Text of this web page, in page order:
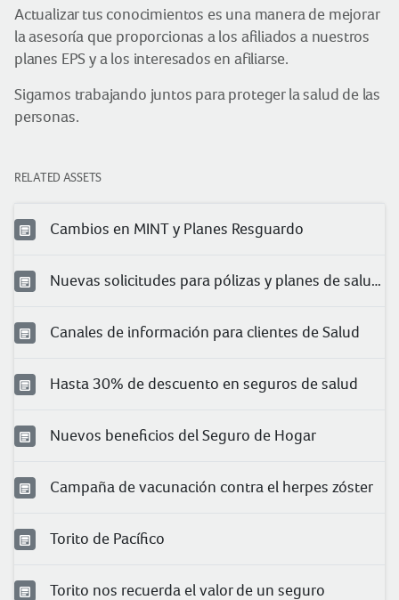
Actualizar tus conocimientos es una manera de mejorar
la asesoría que proporcionas a los afiliados a nuestros
planes EPS y a los interesados en afiliarse.
Sigamos trabajando juntos para proteger la salud de las
personas.
RELATED ASSETS
Cambios en MINT y Planes Resguardo
Nuevas solicitudes para pólizas y planes de salud 2024
Canales de información para clientes de Salud
Hasta 30% de descuento en seguros de salud
Nuevos beneficios del Seguro de Hogar
Campaña de vacunación contra el herpes zóster
Torito de Pacífico
Torito nos recuerda el valor de un seguro